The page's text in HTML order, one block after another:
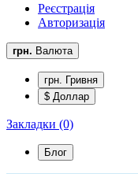
Реєстрація
Авторизація
грн. Валюта
грн. Гривня
$ Доллар
Закладки (0)
Блог